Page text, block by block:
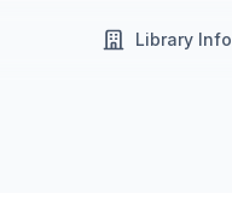
Library